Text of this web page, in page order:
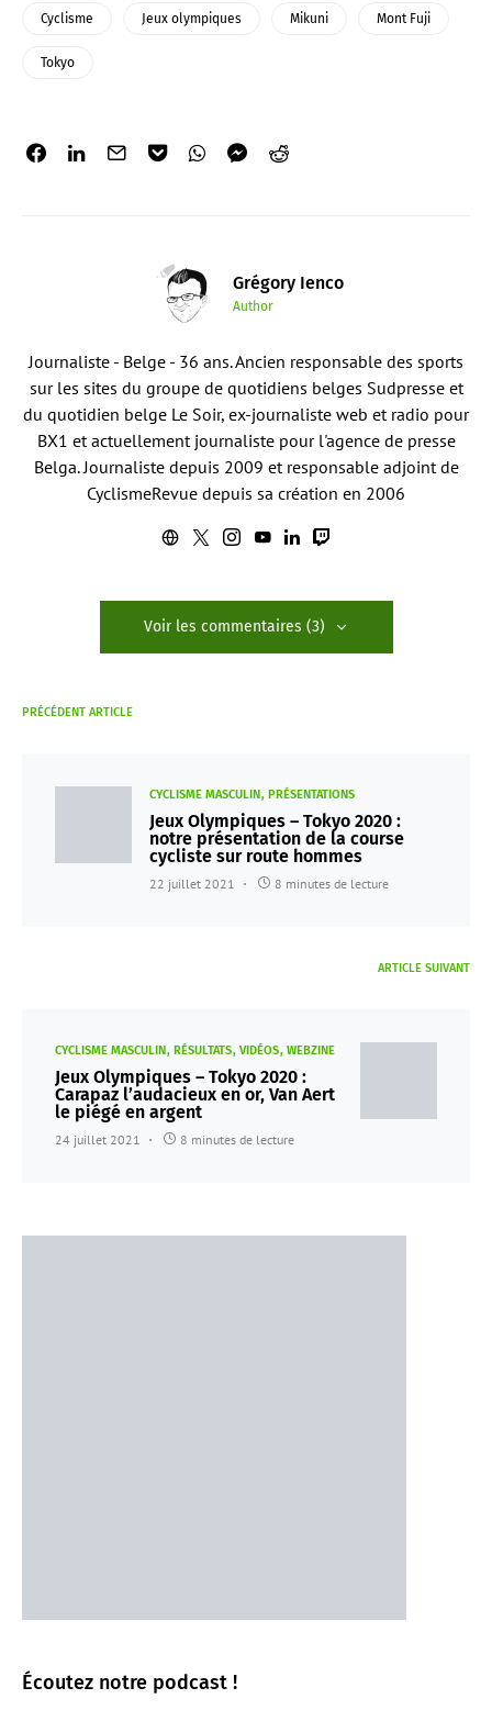
Cyclisme Jeux olympiques Mikuni Mont Fuji
Tokyo
Grégory Ienco
Author
Journaliste - Belge - 36 ans. Ancien responsable des sports
sur les sites du groupe de quotidiens belges Sudpresse et
du quotidien belge Le Soir, ex-journaliste web et radio pour
BX1 et actuellement journaliste pour l'agence de presse
Belga. Journaliste depuis 2009 et responsable adjoint de
CyclismeRevue depuis sa création en 2006
Voir les commentaires (3)
PRÉCÉDENT ARTICLE
CYCLISME MASCULIN PRÉSENTATIONS
Jeux Olympiques – Tokyo 2020 :
notre présentation de la course
cycliste sur route hommes
22 juillet 2021 8 minutes de lecture
ARTICLE SUIVANT
CYCLISME MASCULIN RÉSULTATS VIDÉOS WEBZINE
Jeux Olympiques – Tokyo 2020 :
Carapaz l’audacieux en or, Van Aert
le piégé en argent
24 juillet 2021 8 minutes de lecture
Écoutez notre podcast !